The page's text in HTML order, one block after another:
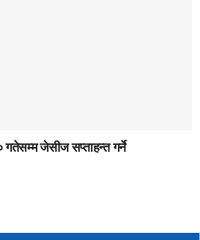
जेसीज सप्ताहन्त गर्ने